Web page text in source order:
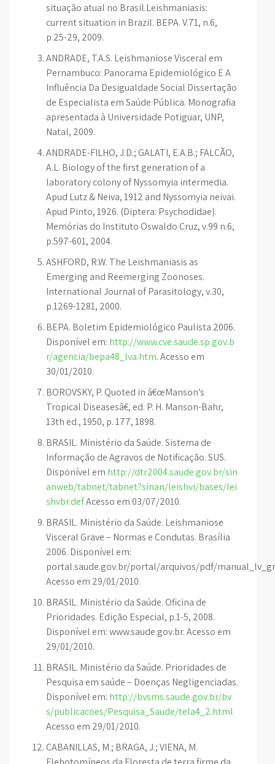
situação atual no Brasil.Leishmaniasis:
current situation in Brazil. BEPA. V.71, n.6,
p.25-29, 2009.
ANDRADE, T.A.S. Leishmaniose Visceral em
Pernambuco: Panorama Epidemiológico E A
Influência Da Desigualdade Social Dissertação
de Especialista em Saúde Pública. Monografia
apresentada à Universidade Potiguar, UNP,
Natal, 2009.
ANDRADE-FILHO, J.D.; GALATI, E.A.B.; FALCÃO,
A.L. Biology of the first generation of a
laboratory colony of Nyssomyia intermedia.
Apud Lutz & Neiva, 1912 and Nyssomyia neivai.
Apud Pinto, 1926. (Diptera: Psychodidae).
Memórias do Instituto Oswaldo Cruz, v.99 n.6,
p.597-601, 2004.
ASHFORD, R.W. The Leishmaniasis as
Emerging and Reemerging Zoonoses.
International Journal of Parasitology, v.30,
p.1269-1281, 2000.
BEPA. Boletim Epidemiológico Paulista 2006.
Disponível em: http://www.cve.saude.sp.gov.b
r/agencia/bepa48_lva.htm. Acesso em
30/01/2010.
BOROVSKY, P. Quoted in â€œManson’s
Tropical Diseasesâ€, ed. P. H. Manson-Bahr,
13th ed., 1950, p. 177, 1898.
BRASIL. Ministério da Saúde. Sistema de
Informação de Agravos de Notificação. SUS.
Disponível em http://dtr2004.saude.gov.br/sin
anweb/tabnet/tabnet?sinan/leishvi/bases/lei
shvbr.defAcesso em 03/07/2010.
BRASIL. Ministério da Saúde. Leishmaniose
Visceral Grave – Normas e Condutas. Brasília
2006. Disponível em:
portal.saude.gov.br/portal/arquivos/pdf/
Acesso em 29/01/2010.
BRASIL. Ministério da Saúde. Oficina de
Prioridades. Edição Especial, p.1-5, 2008.
Disponível em: www.saude.gov.br. Acesso em
29/01/2010.
BRASIL. Ministério da Saúde. Prioridades de
Pesquisa em saúde – Doenças Negligenciadas.
Disponível em: http://bvsms.saude.gov.br/bv
s/publicacoes/Pesquisa_Saude/tela4_2.html
Acesso em 29/01/2010.
CABANILLAS, M.; BRAGA, J.; VIENA, M.